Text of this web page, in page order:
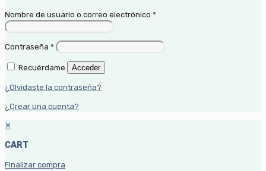
Nombre de usuario o correo electrónico *
Contraseña *
Recuérdame Acceder
¿Olvidaste la contraseña?
¿Crear una cuenta?
✕
CART
Finalizar compra